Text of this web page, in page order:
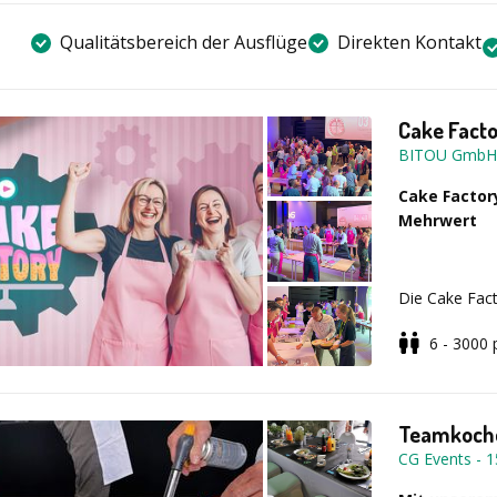
Qualitätsbereich der Ausflüge Direkten Kontakt
Cake
BITOU GmbH
Cake
Mehrwert
Die Cake
ohne echtes
schnelles
Durch
Erfahrungen
6 - 3000
CG Events -